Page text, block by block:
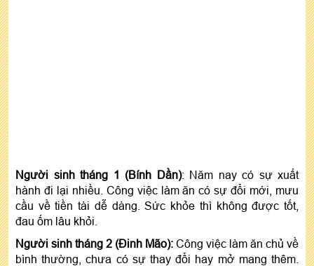
Người sinh tháng 1 (Bính Dần): Năm nay có sự xuất
hành đi lại nhiều. Công việc làm ăn có sự đổi mới, mưu
cầu về tiền tài dễ dàng. Sức khỏe thì không được tốt,
đau ốm lâu khỏi.
Người sinh tháng 2 (Đinh Mão): Công việc làm ăn chủ về
bình thường, chưa có sự thay đổi hay mở mang thêm.